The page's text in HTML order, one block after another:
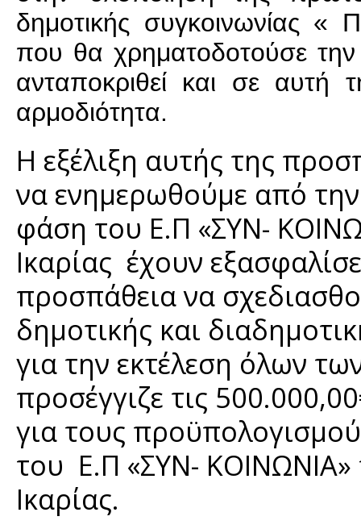
δημοτικής συγκοινωνίας
που θα χρηματοδοτούσε την
ανταποκριθεί και σε αυτή
αρμοδιότητα.
Η εξέλιξη αυτής της
να ενημερωθούμε από
φάση του Ε.Π «ΣΥΝ-
Ικαρίας έχουν
προσπάθεια να
δημοτικής και
για την εκτέλεση όλων
προσέγγιζε τις
για τους
του Ε.Π «ΣΥΝ-
Ικαρίας.